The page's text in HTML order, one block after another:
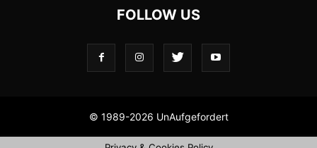
FOLLOW US
© 1989-2026 UnAufgefordert